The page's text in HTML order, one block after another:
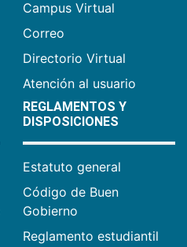
Campus Virtual
Correo
Directorio Virtual
Atención al usuario
REGLAMENTOS Y
DISPOSICIONES
Estatuto general
Código de Buen
Gobierno
Reglamento estudiantil